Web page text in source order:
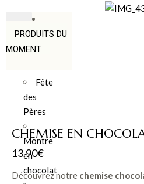
PRODUITS DU
MOMENT
Fête
des
Pères
Montre
en
chocolat
CHEMISE EN
13.90€
Découvrez notre chemise